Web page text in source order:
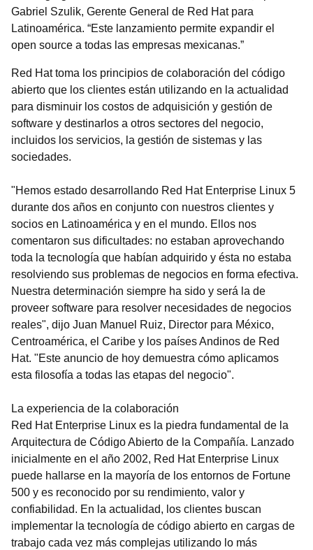
Gabriel Szulik, Gerente General de Red Hat para
Latinoamérica. “Este lanzamiento permite expandir el
open source a todas las empresas mexicanas.”
Red Hat toma los principios de colaboración del código
abierto que los clientes están utilizando en la actualidad
para disminuir los costos de adquisición y gestión de
software y destinarlos a otros sectores del negocio,
incluidos los servicios, la gestión de sistemas y las
sociedades.
"Hemos estado desarrollando Red Hat Enterprise Linux 5
durante dos años en conjunto con nuestros clientes y
socios en Latinoamérica y en el mundo. Ellos nos
comentaron sus dificultades: no estaban aprovechando
toda la tecnología que habían adquirido y ésta no estaba
resolviendo sus problemas de negocios en forma efectiva.
Nuestra determinación siempre ha sido y será la de
proveer software para resolver necesidades de negocios
reales", dijo Juan Manuel Ruiz, Director para México,
Centroamérica, el Caribe y los países Andinos de Red
Hat. "Este anuncio de hoy demuestra cómo aplicamos
esta filosofía a todas las etapas del negocio".
La experiencia de la colaboración
Red Hat Enterprise Linux es la piedra fundamental de la
Arquitectura de Código Abierto de la Compañía. Lanzado
inicialmente en el año 2002, Red Hat Enterprise Linux
puede hallarse en la mayoría de los entornos de Fortune
500 y es reconocido por su rendimiento, valor y
confiabilidad. En la actualidad, los clientes buscan
implementar la tecnología de código abierto en cargas de
trabajo cada vez más complejas utilizando lo más